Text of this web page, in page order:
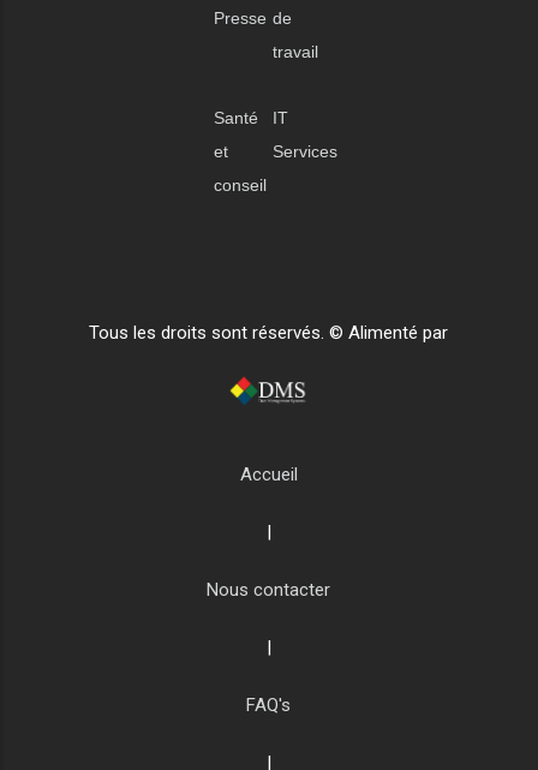
Presse de
travail
Santé
et
conseil
IT
Services
Tous les droits sont réservés. © Alimenté par
Accueil
Nous contacter
FAQ's